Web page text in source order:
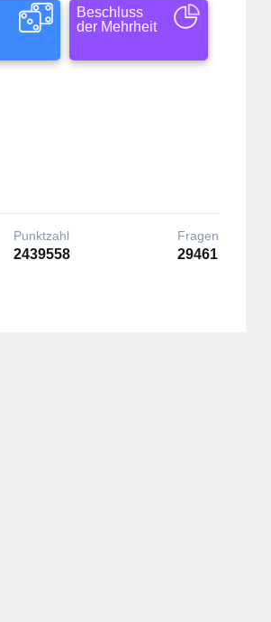
Beschluss
der Mehrheit
Punktzahl
2439558
Fragen
29461